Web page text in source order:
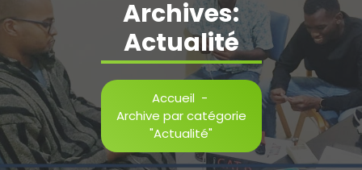
Archives:
Actualité
Accueil-
Archive par catégorie
"Actualité"